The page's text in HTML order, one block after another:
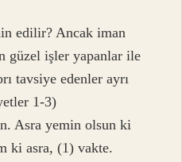
edilir? Ancak iman
güzel işler yapanlar ile
tavsiye edenler ayrı
1-3)
Asra yemin olsun ki
ki asra, (1) vakte.